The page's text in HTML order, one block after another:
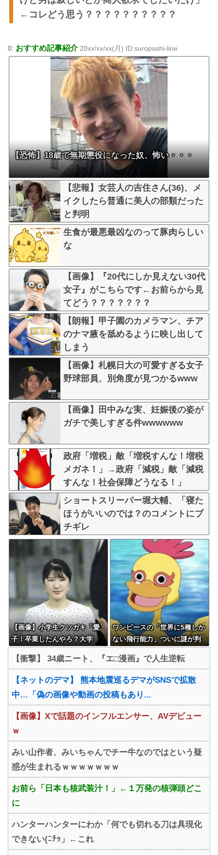
←コレどう思う？？？？？？？？？？
0: おすすめ記事紹介20xx/xx/xx(月) ID:suropashi-line
【恐怖】18歳で無期懲役になった奴、怖い・・・
【悲報】女芸人の吉住さん(36)、メ
イクしたら普通に美人の部類だった
と判明
生食が最悪最凶なのって豚肉らしい
な
【画像】『20代にしか見えない30代
女子』がこちらです←お前らから見
てどう？？？？？？？
【朗報】甲子園のカメラマン、チア
のナマ腋を舐めるように映し出して
しまう
【画像】札幌日大の可愛すぎる女子
野球部員、別角度が見つかるwww
【画像】田中みな実、妊娠後の姿が
ガチで美しすぎる件wwwwww
政府「増税」敵「増税すんな！増税
メガネ！」→政府「減税」敵「減税
すんな！社会保障どうなる！」
ショートスリーパー堀大輔、「寝た
ほうがいいのでは？のコメントにブ
チギレ
【画像】小学生クソガキ「愛
子！卒業したんやろ？大学
wwwwww
ワンピースの「世界に5種しか
ない飛行能力」ついに謎が判
【衝撃】 34歳ニート、『エ□漫画』で人生逆転
【ネットのデマ】 熊本地震巡るデマがSNSで拡散
中…「偽の画像や動画の投稿もあり...
【画像】Xで話題のインフルエンサー、AVデビュー
ｗ
みい山作者、みいちゃんでチー牛なのではという疑
惑が生まれるｗｗｗｗｗｗｗ
お前ら「日本も核武装汁！」←１万発の核弾頭どこ
に
ハンターハンターにわか「何でも切れる刀は具現化
できない(ﾆﾁｯ」←これ